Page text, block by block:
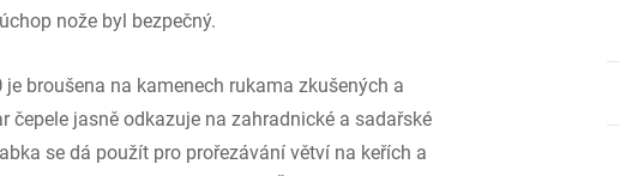
nože byl bezpečný.
je broušena na kamenech rukama zkušených a
čepele jasně odkazuje na zahradnické a sadařské
se dá použít pro prořezávání větví na keřích a